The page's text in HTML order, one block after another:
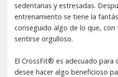
sedentarias y estresadas.
entrenamiento se tiene la
conseguido algo de lo que, con
sentirse orgulloso.
El CrossFit® es adecuado para
desee hacer algo beneficioso